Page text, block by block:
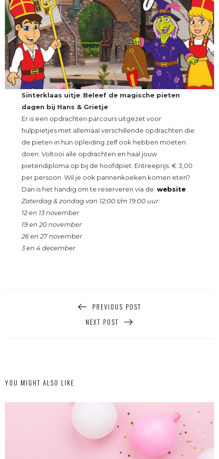
Sinterklaas uitje: Beleef de magische pieten
dagen bij Hans & Grietje
Er is een opdrachten parcours uitgezet voor
hulppietjes met allemaal verschillende opdrachten die
de pieten in hun opleiding zelf ook hebben moeten
doen. Voltooi alle opdrachten en haal jouw
pietendiploma op bij de hoofdpiet. Entreeprijs: € 3,00
per persoon. Wil je ook pannenkoeken komen eten?
Dan is het handig om te reserveren via de website
Zaterdag & zondag van 12:00 t/m 19:00 uur:
12 en 13 november
19 en 20 november
26 en 27 november
3 en 4 december
PREVIOUS POST
NEXT POST
YOU MIGHT ALSO LIKE